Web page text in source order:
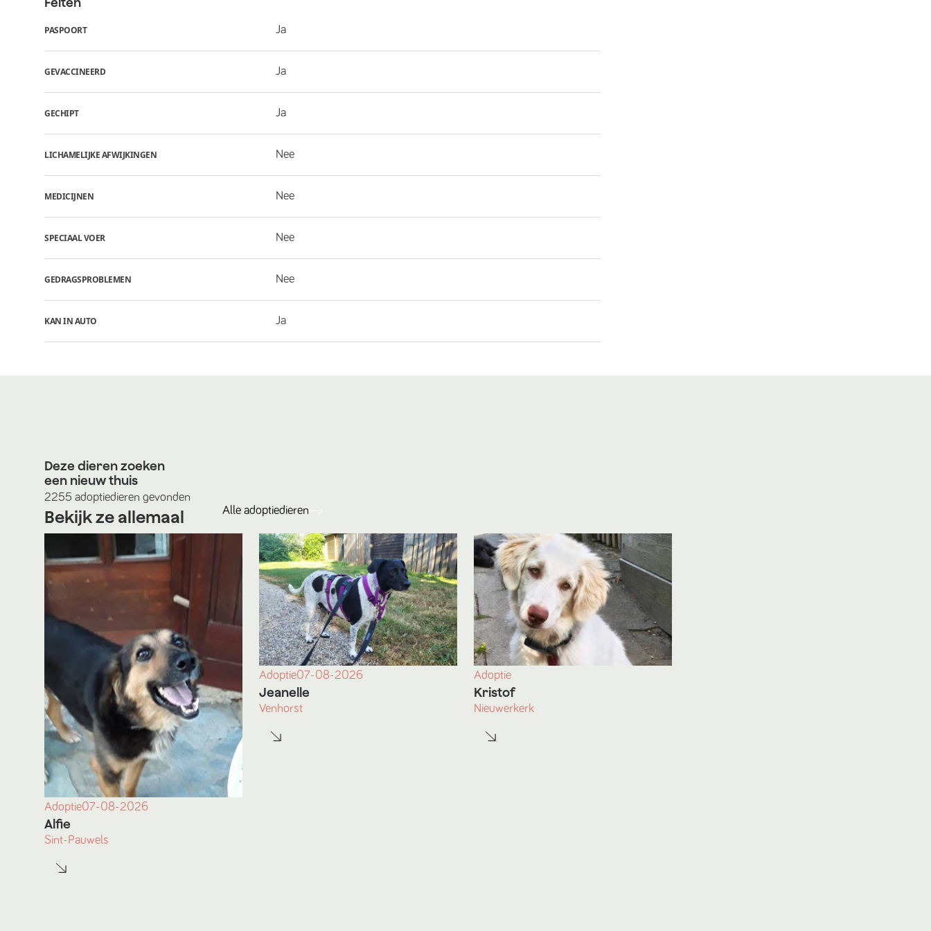
PASPOORT Ja
GEVACCINEERD Ja
GECHIPT Ja
LICHAMELIJKE AFWIJKINGEN Nee
MEDICIJNEN Nee
SPECIAAL VOER Nee
GEDRAGSPROBLEMEN Nee
KAN IN AUTO Ja
Deze dieren zoeken
een nieuw thuis
2255 adoptiedieren gevonden
Bekijk ze allemaal Alle adoptiedieren
Adoptie07-08-2026
Alfie
Sint-Pauwels
Adoptie07-08-2026
Jeanelle
Venhorst
Adoptie
Kristof
Nieuwerkerk